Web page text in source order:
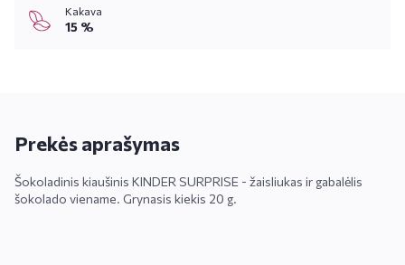
Kakava
15 %
Prekės aprašymas
Šokoladinis kiaušinis KINDER SURPRISE - žaisliukas ir gabalėlis
šokolado viename. Grynasis kiekis 20 g.